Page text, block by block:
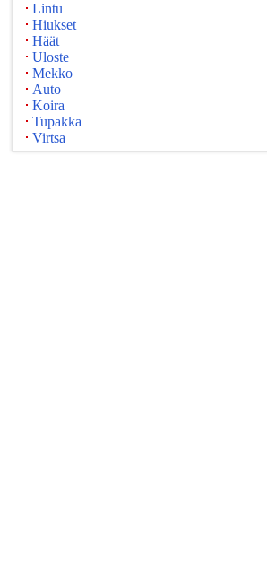
Lintu
Hiukset
Häät
Uloste
Mekko
Auto
Koira
Tupakka
Virtsa